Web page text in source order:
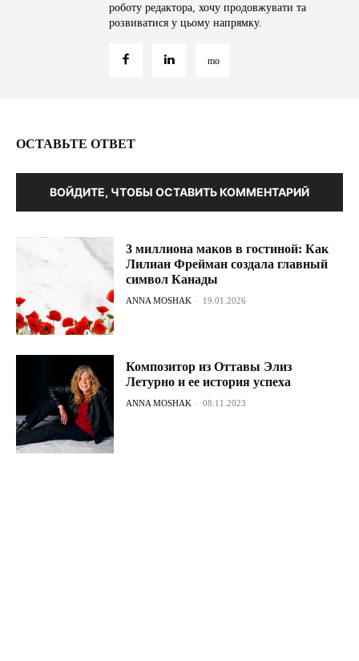
роботу редактора, хочу продовжувати та
розвиватися у цьому напрямку.
ОСТАВЬТЕ ОТВЕТ
ВОЙДИТЕ, ЧТОБЫ ОСТАВИТЬ КОММЕНТАРИЙ
3 миллиона маков в гостиной: Как
Лилиан Фрейман создала главный
символ Канады
ANNA MOSHAK - 19.01.2026
Композитор из Оттавы Элиз
Летурно и ее история успеха
ANNA MOSHAK - 08.11.2023